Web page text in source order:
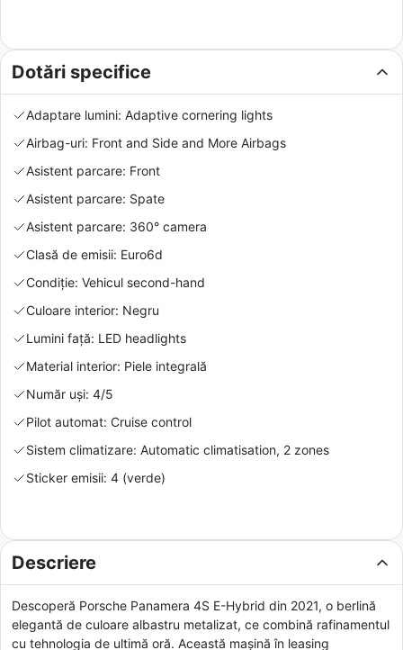
Dotări specifice
Adaptare lumini: Adaptive cornering lights
Airbag-uri: Front and Side and More Airbags
Asistent parcare: Front
Asistent parcare: Spate
Asistent parcare: 360° camera
Clasă de emisii: Euro6d
Condiție: Vehicul second-hand
Culoare interior: Negru
Lumini față: LED headlights
Material interior: Piele integrală
Număr uși: 4/5
Pilot automat: Cruise control
Sistem climatizare: Automatic climatisation, 2 zones
Sticker emisii: 4 (verde)
Descriere
Descoperă Porsche Panamera 4S E-Hybrid din 2021, o berlină
elegantă de culoare albastru metalizat, ce combină rafinamentul
cu tehnologia de ultimă oră. Această mașină în leasing